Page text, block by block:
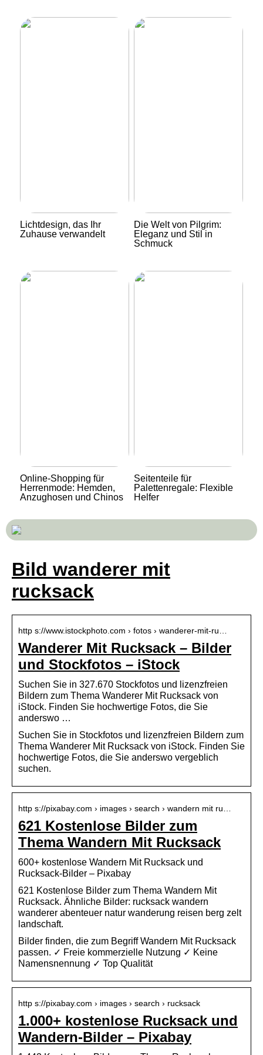
Lichtdesign, das Ihr
Zuhause verwandelt
Die Welt von Pilgrim:
Eleganz und Stil in
Schmuck
Online-Shopping für
Herrenmode: Hemden,
Anzughosen und Chinos
Seitenteile für
Palettenregale: Flexible
Helfer
Bild wanderer mit
rucksack
http s://www.istockphoto.com › fotos › wanderer-mit-ru…
Wanderer Mit Rucksack – Bilder
und Stockfotos – iStock
Suchen Sie in 327.670 Stockfotos und lizenzfreien
Bildern zum Thema Wanderer Mit Rucksack von
iStock. Finden Sie hochwertige Fotos, die Sie
anderswo …
Suchen Sie in Stockfotos und lizenzfreien Bildern zum
Thema Wanderer Mit Rucksack von iStock. Finden Sie
hochwertige Fotos, die Sie anderswo vergeblich
suchen.
http s://pixabay.com › images › search › wandern mit ru…
621 Kostenlose Bilder zum
Thema Wandern Mit Rucksack
600+ kostenlose Wandern Mit Rucksack und
Rucksack-Bilder – Pixabay
621 Kostenlose Bilder zum Thema Wandern Mit
Rucksack. Ähnliche Bilder: rucksack wandern
wanderer abenteuer natur wanderung reisen berg zelt
landschaft.
Bilder finden, die zum Begriff Wandern Mit Rucksack
passen. ✓ Freie kommerzielle Nutzung ✓ Keine
Namensnennung ✓ Top Qualität
http s://pixabay.com › images › search › rucksack
1.000+ kostenlose Rucksack und
Wandern-Bilder – Pixabay